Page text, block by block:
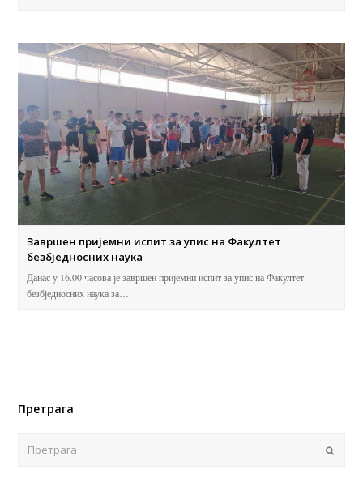
Завршен пријемни испит за упис на Факултет
безбједносних наука
Данас у 16.00 часова је завршен пријемни испит за упис на Факултет
безбједносних наука за…
Претрага